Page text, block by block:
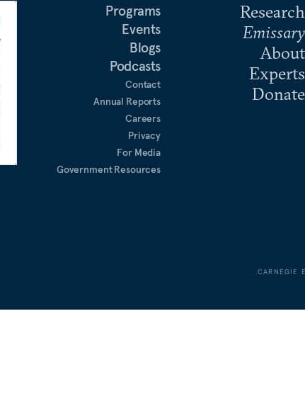
Research
Emissary
About
Experts
Donate
Programs
Events
Blogs
Podcasts
Contact
Annual Reports
Careers
Privacy
For Media
Government Resources
CARNEGIE